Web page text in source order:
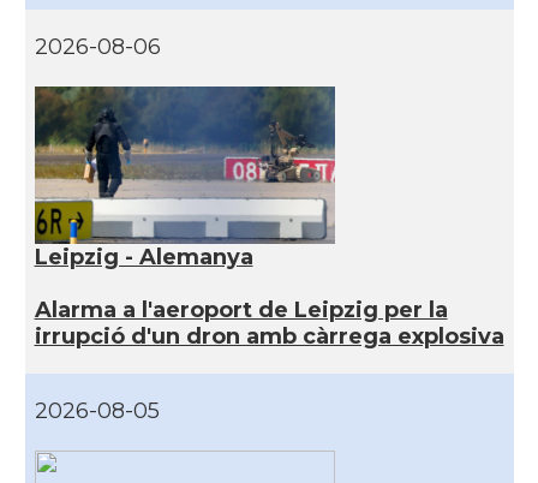
2026-08-06
Leipzig - Alemanya
Alarma a l'aeroport de Leipzig per la
irrupció d'un dron amb càrrega explosiva
2026-08-05